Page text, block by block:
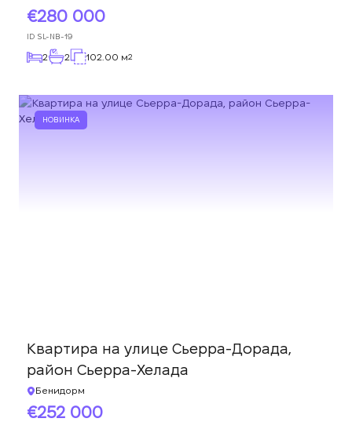
280 000
ID SL-NB-19
2 2 102.00 м2
НОВИНКА
Квартира на улице Сьерра-Дорада,
район Сьерра-Хелада
Бенидорм
252 000